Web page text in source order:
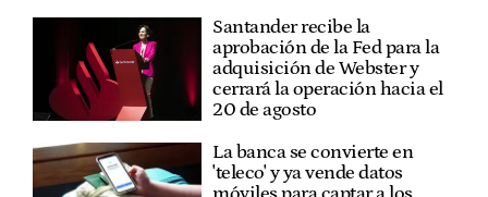
Santander recibe la
aprobación de la Fed para la
adquisición de Webster y
cerrará la operación hacia el
20 de agosto
La banca se convierte en
'teleco' y ya vende datos